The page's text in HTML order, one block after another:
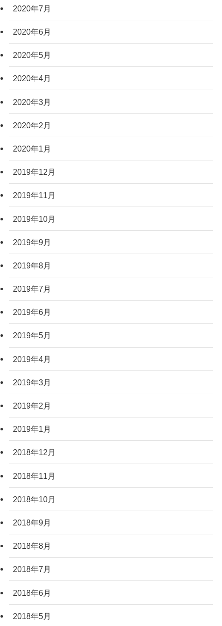
2020年7月
2020年6月
2020年5月
2020年4月
2020年3月
2020年2月
2020年1月
2019年12月
2019年11月
2019年10月
2019年9月
2019年8月
2019年7月
2019年6月
2019年5月
2019年4月
2019年3月
2019年2月
2019年1月
2018年12月
2018年11月
2018年10月
2018年9月
2018年8月
2018年7月
2018年6月
2018年5月